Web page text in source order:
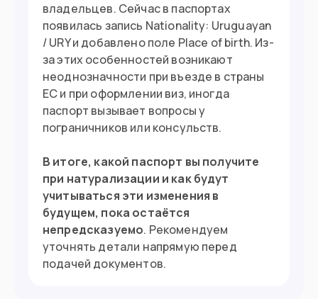
владельцев. Сейчас в паспортах
появилась запись Nationality: Uruguayan
/ URY и добавлено поле Place of birth. Из-
за этих особенностей возникают
неоднозначности при въезде в страны
ЕС и при оформлении виз, иногда
паспорт вызывает вопросы у
пограничников или консульств.
В итоге, какой паспорт вы получите
при натурализации и как будут
учитываться эти изменения в
будущем, пока остаётся
непредсказуемо. Рекомендуем
уточнять детали напрямую перед
подачей документов.